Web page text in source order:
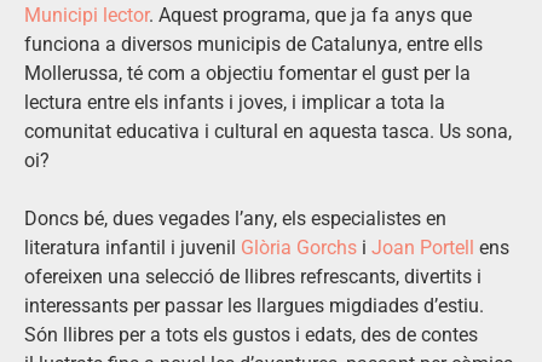
Municipi lector. Aquest programa, que ja fa anys que
funciona a diversos municipis de Catalunya, entre ells
Mollerussa, té com a objectiu fomentar el gust per la
lectura entre els infants i joves, i implicar a tota la
comunitat educativa i cultural en aquesta tasca. Us sona,
oi?
Doncs bé, dues vegades l’any, els especialistes en
literatura infantil i juvenil Glòria Gorchs i Joan Portell
ens
ofereixen una selecció de llibres refrescants, divertits i
interessants per passar les llargues migdiades d’estiu.
Són llibres per a tots els gustos i edats, des de contes